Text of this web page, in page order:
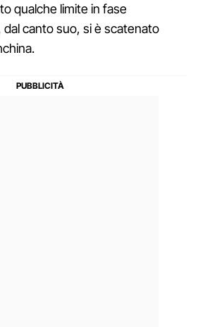
qualche limite in fase
dal canto suo, si è scatenato